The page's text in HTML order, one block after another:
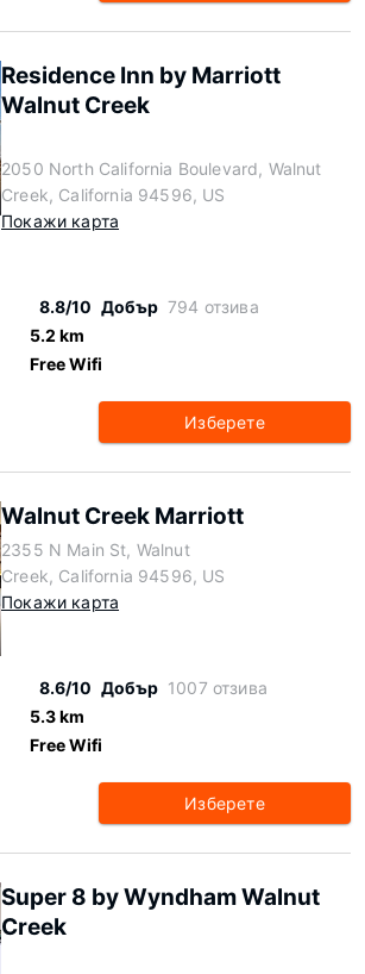
Residence Inn by Marriott
Walnut Creek
2050 North California Boulevard, Walnut
Creek, California 94596, US
Покажи карта
8.8/10 Добър 794 отзива
5.2 km
Free Wifi
Изберете
Walnut Creek Marriott
2355 N Main St, Walnut
Creek, California 94596, US
Покажи карта
8.6/10 Добър 1007 отзива
5.3 km
Free Wifi
Изберете
Super 8 by Wyndham Walnut
Creek